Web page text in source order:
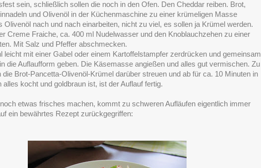
sein, schließlich sollen die noch in den Ofen. Den Cheddar reiben. Brot,
und Olivenöl in der Küchenmaschine zu einer krümeligen Masse
Olivenöl nach und nach einarbeiten, nicht zu viel, es sollen ja Krümel werden.
Creme Fraiche, ca. 400 ml Nudelwasser und den Knoblauchzehen zu einer
Mit Salz und Pfeffer abschmecken.
leicht mit einer Gabel oder einem Kartoffelstampfer zerdrücken und gemeinsam
die Auflaufform geben. Die Käsemasse angießen und alles gut vermischen. Zu
die Brot-Pancetta-Olivenöl-Krümel darüber streuen und ab für ca. 10 Minuten in
alles kocht und goldbraun ist, ist der Auflauf fertig.
etwas frisches machen, kommt zu schweren Aufläufen eigentlich immer
ein bewährtes Rezept zurückgegriffen: